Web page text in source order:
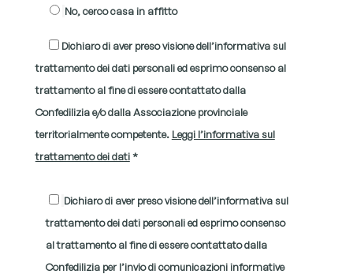
No, cerco casa in affitto
Dichiaro di aver preso visione dell’informativa sul
trattamento dei dati personali ed esprimo consenso al
trattamento al fine di essere contattato dalla
Confedilizia e/o dalla Associazione provinciale
territorialmente competente. Leggi l’informativa sul
trattamento dei dati*
Dichiaro di aver preso visione dell’informativa sul
trattamento dei dati personali ed esprimo consenso
al trattamento al fine di essere contattato dalla
Confedilizia per l’invio di comunicazioni informative